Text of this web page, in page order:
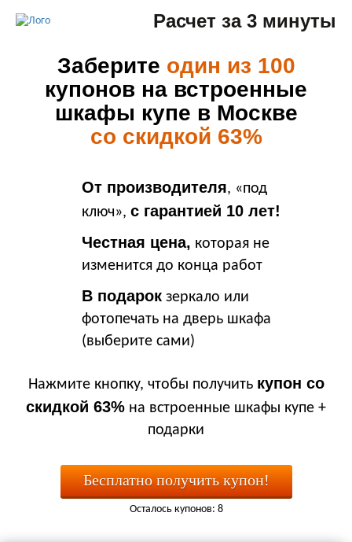
Расчет за 3 минуты
Заберите один из 100
купонов на встроенные
шкафы купе в Москве
со скидкой 63%
От производителя, «под
ключ», с гарантией 10 лет!
Честная цена, которая не
изменится до конца работ
В подарок зеркало или
фотопечать на дверь шкафа
(выберите сами)
Нажмите кнопку, чтобы получить купон со
скидкой 63% на встроенные шкафы купе +
подарки
Бесплатно получить купон!
Осталось купонов: 8